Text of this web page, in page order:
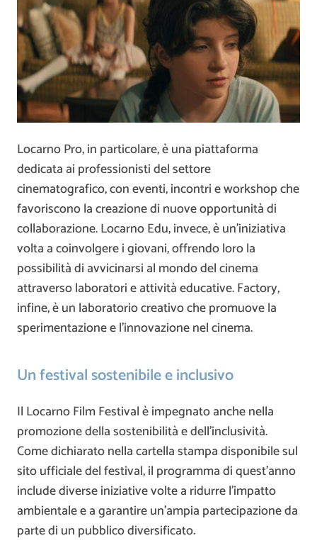
Locarno Pro, in particolare, è una piattaforma
dedicata ai professionisti del settore
cinematografico, con eventi, incontri e workshop che
favoriscono la creazione di nuove opportunità di
collaborazione. Locarno Edu, invece, è un’iniziativa
volta a coinvolgere i giovani, offrendo loro la
possibilità di avvicinarsi al mondo del cinema
attraverso laboratori e attività educative. Factory,
infine, è un laboratorio creativo che promuove la
sperimentazione e l’innovazione nel cinema.
Un festival sostenibile e inclusivo
Il Locarno Film Festival è impegnato anche nella
promozione della sostenibilità e dell’inclusività.
Come dichiarato nella cartella stampa disponibile sul
sito ufficiale del festival, il programma di quest’anno
include diverse iniziative volte a ridurre l’impatto
ambientale e a garantire un’ampia partecipazione da
parte di un pubblico diversificato.